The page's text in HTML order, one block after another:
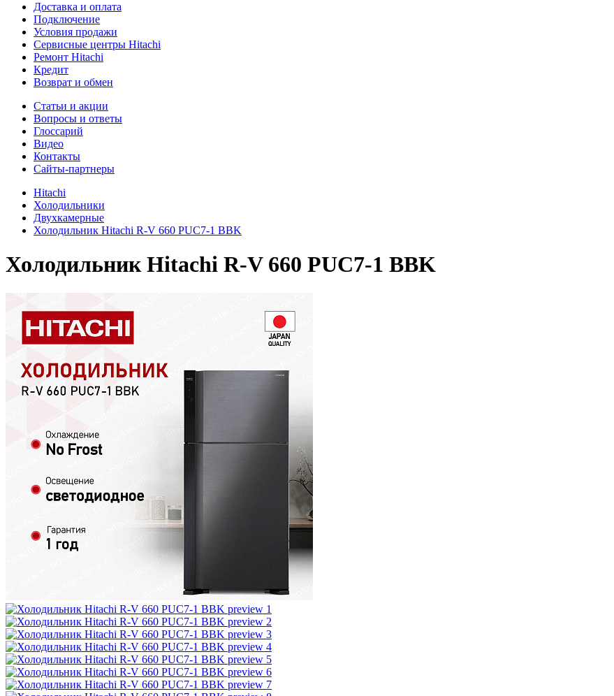
Доставка и оплата
Подключение
Условия продажи
Сервисные центры Hitachi
Ремонт Hitachi
Кредит
Возврат и обмен
Cтатьи и акции
Вопросы и ответы
Глоссарий
Видео
Контакты
Сайты-партнеры
Hitachi
Холодильники
Двухкамерные
Холодильник Hitachi R-V 660 PUC7-1 BBK
ХолодильникHitachi R-V 660 PUC7-1 BBK